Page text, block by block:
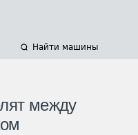
Найти машины
между